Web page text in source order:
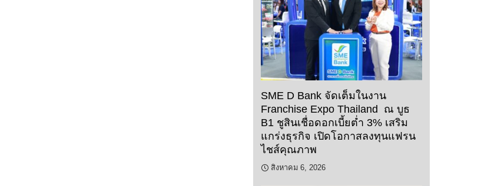
SME D Bank จัดเต็มในงาน
Franchise Expo Thailand ณ บูธ
B1 ชูสินเชื่อดอกเบี้ยต่ำ 3% เสริม
แกร่งธุรกิจ เปิดโอกาสลงทุนแฟรน
ไชส์คุณภาพ
สิงหาคม 6, 2026